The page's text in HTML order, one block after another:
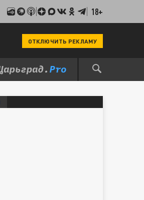
18+
ОТКЛЮЧИТЬ РЕКЛАМУ